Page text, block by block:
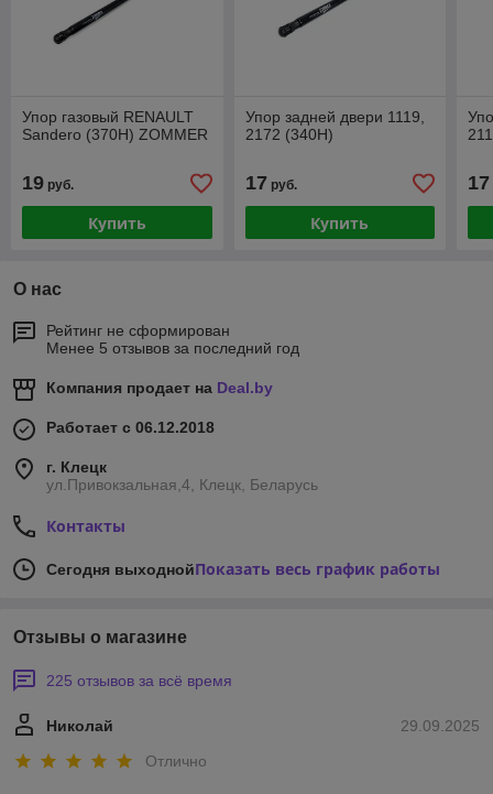
Упор газовый RENAULT
Sandero (370Н) ZOMMER
19 руб.
Купить
Упор задней двери 1119,
2172 (340Н)
17 руб.
Купить
17
О нас
Рейтинг не сформирован
Менее 5 отзывов за последний год
Компания продает на Deal.by
Работает с 06.12.2018
г. Клецк
ул.Привокзальная,4, Клецк, Беларусь
Контакты
Сегодня выходнойПоказать весь график работы
Отзывы о магазине
225 отзывов за всё время
29.09.2025
Николай
Отлично